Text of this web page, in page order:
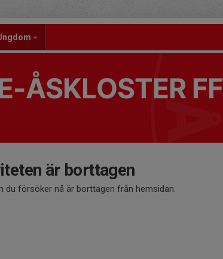
ÅSKLOSTER FF
är borttagen
du försöker nå är borttagen från hemsidan.